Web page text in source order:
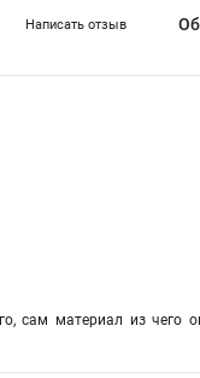
Написать отзыв
сам материал из чего